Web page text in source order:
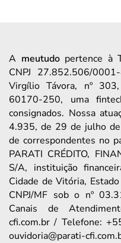
A meutudopertence à
CNPJ 27.852.506/
Virgílio Távora, nº
60170-250, uma
consignados. Nossa
4.935, de 29 de julho
de correspondentes no
PARATI CRÉDITO,
S/A, instituição
Cidade de Vitória,
CNPJ/MF sob o nº
Canais de
cfi.com.br / Telefone:
ouvidoria@parati-